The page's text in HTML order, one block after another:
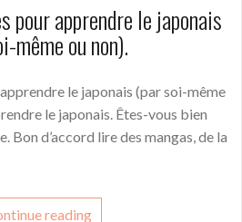
pour apprendre le japonais
même ou non).
le japonais (par soi-même
le japonais. Êtes-vous bien
Bon d’accord lire des mangas, de la
reading